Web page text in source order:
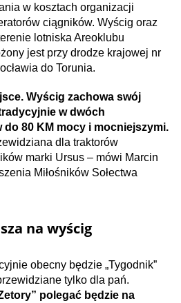
w kosztach organizacji
ciągników. Wyścig oraz
lotniska Areoklubu
jest przy drodze krajowej nr
do Torunia.
Wyścig zachowa swój
w dwóch
80 KM mocy i mocniejszymi.
dla traktorów
marki Ursus – mówi Marcin
Miłośników Sołectwa
na wyścig
obecny będzie „Tygodnik”
tylko dla pań.
polegać będzie na